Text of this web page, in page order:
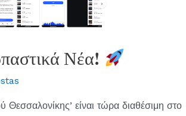
Νέα!
Θεσσαλονίκης’ είναι τώρα διαθέσιμη στο